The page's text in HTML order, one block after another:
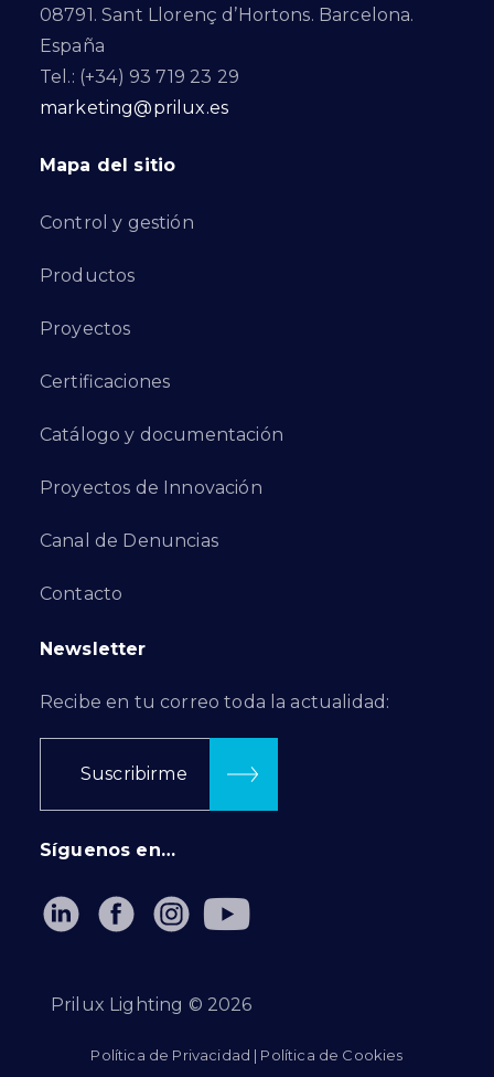
08791. Sant Llorenç d’Hortons. Barcelona.
España
Tel.: (+34) 93 719 23 29
marketing@prilux.es
Mapa del sitio
Control y gestión
Productos
Proyectos
Certificaciones
Catálogo y documentación
Proyectos de Innovación
Canal de Denuncias
Contacto
Newsletter
Recibe en tu correo toda la actualidad:
Suscribirme
Síguenos en…
Prilux Lighting © 2026
Política de Privacidad | Política de Cookies